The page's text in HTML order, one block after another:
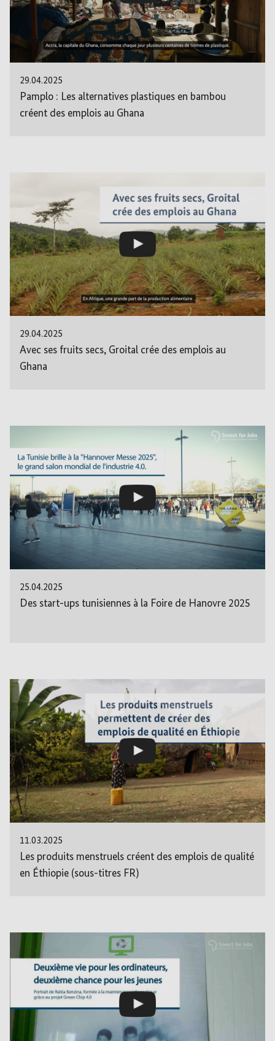
29.04.2025
Pamplo : Les alternatives plastiques en bambou
créent des emplois au Ghana
29.04.2025
Avec ses fruits secs, Groital crée des emplois au
Ghana
25.04.2025
Des start-ups tunisiennes à la Foire de Hanovre 2025
11.03.2025
Les produits menstruels créent des emplois de qualité
en Éthiopie (sous-titres FR)